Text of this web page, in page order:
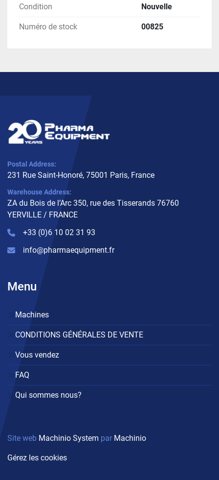
Condition Nouvelle
Numéro de stock 00825
Postal Address:
231 Rue Saint-Honoré, 75001 Paris, France
Warehouse Address:
ZA du Bois de l’Arc 350, rue des Tisserands 76760
YERVILLE / FRANCE
+33 (0)6 10 02 31 93
info@pharmaequipment.fr
Menu
Machines
CONDITIONS GÉNÉRALES DE VENTE
Vous vendez
FAQ
Qui sommes nous?
Site web Machinio System par Machinio
Gérez les cookies